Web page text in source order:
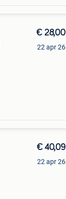
€ 28,00
22 apr 26
€ 40,09
22 apr 26